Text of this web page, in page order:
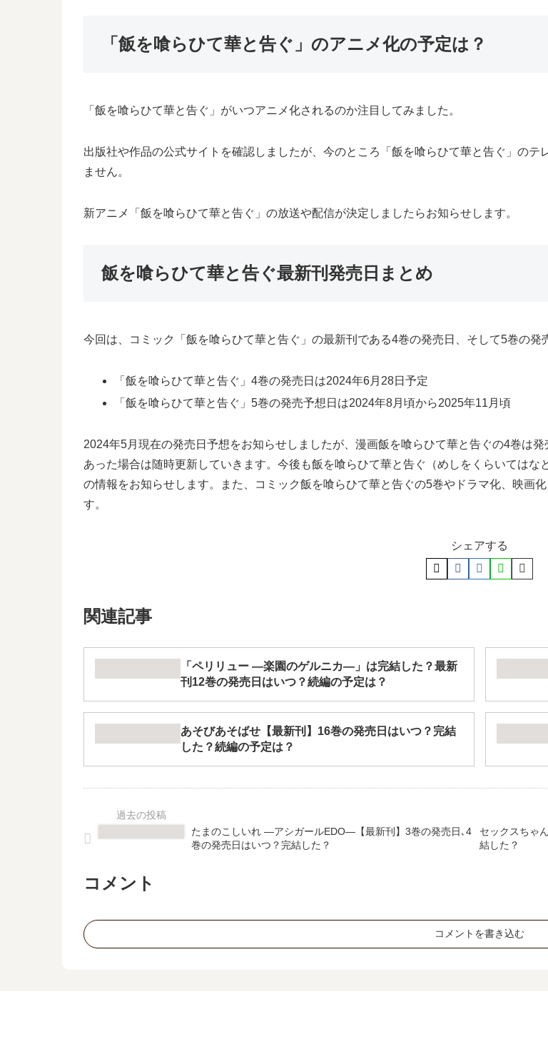
「飯を喰らひて華と告ぐ」のアニメ化の予定は？
「飯を喰らひて華と告ぐ」がいつアニメ化されるのか注目してみました。
出版社や作品の公式サイトを確認しましたが、今のところ「飯を喰らひて華と告ぐ」の
ません。
新アニメ「飯を喰らひて華と告ぐ」の放送や配信が決定しましたらお知らせします。
飯を喰らひて華と告ぐ最新刊発売日まとめ
今回は、コミック「飯を喰らひて華と告ぐ」の最新刊である4巻の発売日、そして5巻の発
「飯を喰らひて華と告ぐ」4巻の発売日は2024年6月28日予定
「飯を喰らひて華と告ぐ」5巻の発売予想日は2024年8月頃から2025年11月頃
2024年5月現在の発売日予想をお知らせしましたが、漫画飯を喰らひて華と告ぐの4巻は
あった場合は随時更新していきます。今後も飯を喰らひて華と告ぐ（めしをくらいては
の情報をお知らせします。また、コミック飯を喰らひて華と告ぐの5巻やドラマ化、映画
す。
シェアする
関連記事
「ペリリュー ―楽園のゲルニカ―」は完結した？最新
刊12巻の発売日はいつ？続編の予定は？
あそびあそばせ【最新刊】16巻の発売日はいつ？完結
した？続編の予定は？
たまのこしいれ ―アシガールEDO―【最新刊】3巻の発売日､4
巻の発売日はいつ？完結した？
セックスちゃ
結した？
コメント
コメントを書き込む